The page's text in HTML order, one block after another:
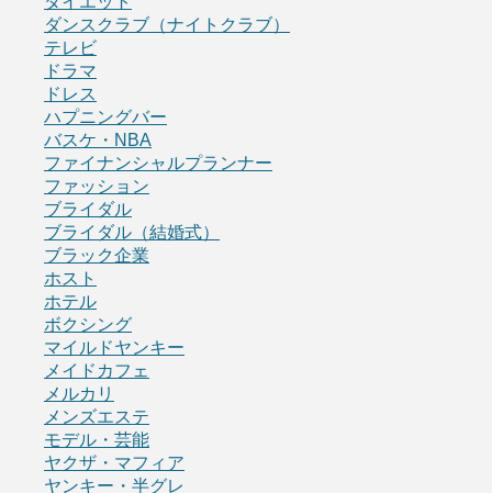
ダンスクラブ（ナイトクラブ）
テレビ
ドラマ
ドレス
ハプニングバー
バスケ・NBA
ファイナンシャルプランナー
ファッション
ブライダル
ブライダル（結婚式）
ブラック企業
ホスト
ホテル
ボクシング
マイルドヤンキー
メイドカフェ
メルカリ
メンズエステ
モデル・芸能
ヤクザ・マフィア
ヤンキー・半グレ